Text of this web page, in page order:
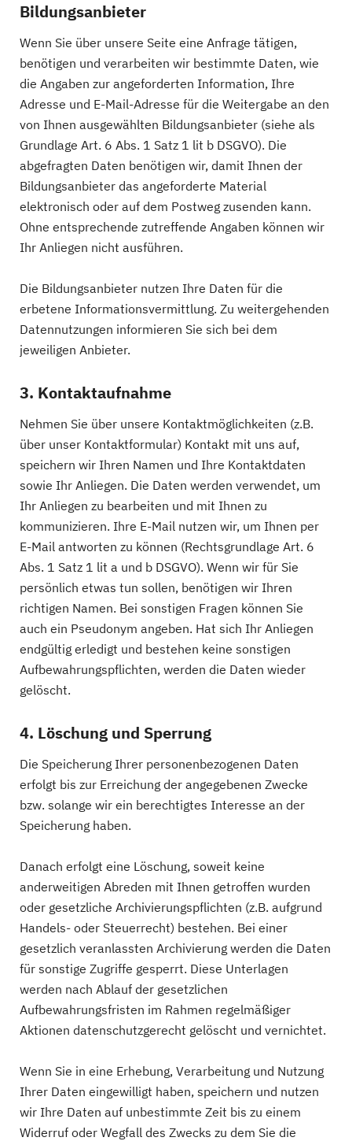
Bildungsanbieter
Wenn Sie über unsere Seite eine Anfrage tätigen,
benötigen und verarbeiten wir bestimmte Daten, wie
die Angaben zur angeforderten Information, Ihre
Adresse und E-Mail-Adresse für die Weitergabe an den
von Ihnen ausgewählten Bildungsanbieter (siehe als
Grundlage Art. 6 Abs. 1 Satz 1 lit b DSGVO). Die
abgefragten Daten benötigen wir, damit Ihnen der
Bildungsanbieter das angeforderte Material
elektronisch oder auf dem Postweg zusenden kann.
Ohne entsprechende zutreffende Angaben können wir
Ihr Anliegen nicht ausführen.
Die Bildungsanbieter nutzen Ihre Daten für die
erbetene Informationsvermittlung. Zu weitergehenden
Datennutzungen informieren Sie sich bei dem
jeweiligen Anbieter.
3. Kontaktaufnahme
Nehmen Sie über unsere Kontaktmöglichkeiten (z.B.
über unser Kontaktformular) Kontakt mit uns auf,
speichern wir Ihren Namen und Ihre Kontaktdaten
sowie Ihr Anliegen. Die Daten werden verwendet, um
Ihr Anliegen zu bearbeiten und mit Ihnen zu
kommunizieren. Ihre E-Mail nutzen wir, um Ihnen per
E-Mail antworten zu können (Rechtsgrundlage Art. 6
Abs. 1 Satz 1 lit a und b DSGVO). Wenn wir für Sie
persönlich etwas tun sollen, benötigen wir Ihren
richtigen Namen. Bei sonstigen Fragen können Sie
auch ein Pseudonym angeben. Hat sich Ihr Anliegen
endgültig erledigt und bestehen keine sonstigen
Aufbewahrungspflichten, werden die Daten wieder
gelöscht.
4. Löschung und Sperrung
Die Speicherung Ihrer personenbezogenen Daten
erfolgt bis zur Erreichung der angegebenen Zwecke
bzw. solange wir ein berechtigtes Interesse an der
Speicherung haben.
Danach erfolgt eine Löschung, soweit keine
anderweitigen Abreden mit Ihnen getroffen wurden
oder gesetzliche Archivierungspflichten (z.B. aufgrund
Handels- oder Steuerrecht) bestehen. Bei einer
gesetzlich veranlassten Archivierung werden die Daten
für sonstige Zugriffe gesperrt. Diese Unterlagen
werden nach Ablauf der gesetzlichen
Aufbewahrungsfristen im Rahmen regelmäßiger
Aktionen datenschutzgerecht gelöscht und vernichtet.
Wenn Sie in eine Erhebung, Verarbeitung und Nutzung
Ihrer Daten eingewilligt haben, speichern und nutzen
wir Ihre Daten auf unbestimmte Zeit bis zu einem
Widerruf oder Wegfall des Zwecks zu dem Sie die